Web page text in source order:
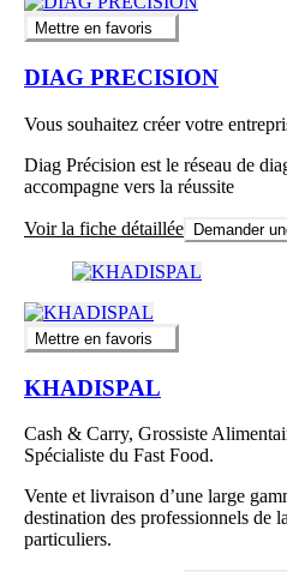
Mettre en favoris
DIAG PRECISION
Vous souhaitez créer votre
Diag Précision est le réseau de
accompagne vers la réussite
Voir la fiche détaillée Demander
Mettre en favoris
KHADISPAL
Cash & Carry, Grossiste
Spécialiste du Fast Food.
Vente et livraison d’une large
destination des professionnels de
particuliers.